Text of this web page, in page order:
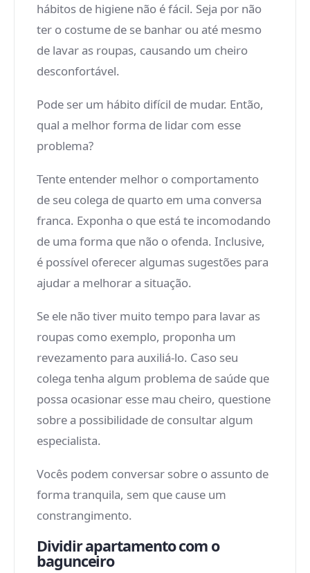
hábitos de higiene não é fácil. Seja por não
ter o costume de se banhar ou até mesmo
de lavar as roupas, causando um cheiro
desconfortável.
Pode ser um hábito difícil de mudar. Então,
qual a melhor forma de lidar com esse
problema?
Tente entender melhor o comportamento
de seu colega de quarto em uma conversa
franca. Exponha o que está te incomodando
de uma forma que não o ofenda. Inclusive,
é possível oferecer algumas sugestões para
ajudar a melhorar a situação.
Se ele não tiver muito tempo para lavar as
roupas como exemplo, proponha um
revezamento para auxiliá-lo. Caso seu
colega tenha algum problema de saúde que
possa ocasionar esse mau cheiro, questione
sobre a possibilidade de consultar algum
especialista.
Vocês podem conversar sobre o assunto de
forma tranquila, sem que cause um
constrangimento.
Dividir apartamento com o
bagunceiro